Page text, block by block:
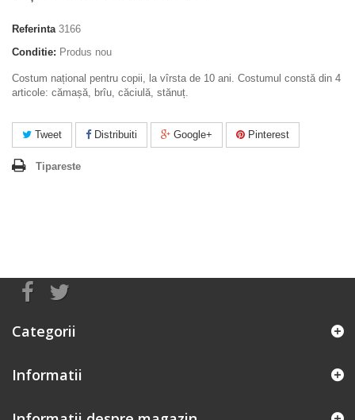
Referinta 3166
Conditie: Produs nou
Costum național pentru copii, la vîrsta de 10 ani. Costumul constă din 4
articole: cămașă, brîu, căciulă, stănuț.
Tweet Distribuiti Google+ Pinterest
Tipareste
Categorii
Informatii